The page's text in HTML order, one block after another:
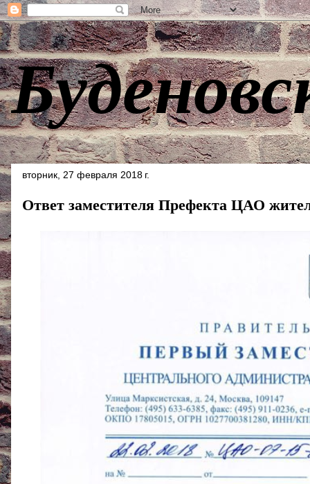
вторник, 27 февраля 2018 г.
Ответ заместителя Префекта ЦАО